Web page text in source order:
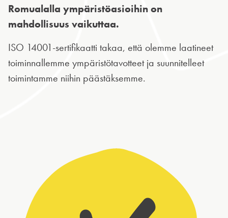
Romualalla ympäristöasioihin on
mahdollisuus vaikuttaa.
ISO 14001-sertifikaatti takaa, että olemme laatineet
toiminnallemme ympäristötavotteet ja suunnitelleet
toimintamme niihin päästäksemme.